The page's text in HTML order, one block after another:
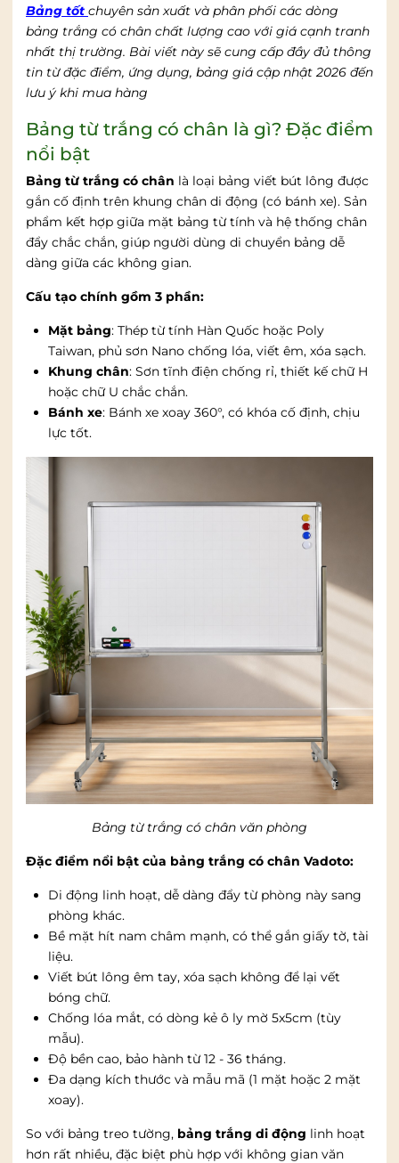
Bảng tốt chuyên sản xuất và phân phối các dòng
bảng trắng có chân chất lượng cao với giá cạnh tranh
nhất thị trường. Bài viết này sẽ cung cấp đầy đủ thông
tin từ đặc điểm, ứng dụng, bảng giá cập nhật 2026 đến
lưu ý khi mua hàng
Bảng từ trắng có chân là gì? Đặc điểm
nổi bật
Bảng từ trắng có chân là loại bảng viết bút lông được
gắn cố định trên khung chân di động (có bánh xe). Sản
phẩm kết hợp giữa mặt bảng từ tính và hệ thống chân
đẩy chắc chắn, giúp người dùng di chuyển bảng dễ
dàng giữa các không gian.
Cấu tạo chính gồm 3 phần:
Mặt bảng: Thép từ tính Hàn Quốc hoặc Poly
Taiwan, phủ sơn Nano chống lóa, viết êm, xóa sạch.
Khung chân: Sơn tĩnh điện chống rỉ, thiết kế chữ H
hoặc chữ U chắc chắn.
Bánh xe: Bánh xe xoay 360°, có khóa cố định, chịu
lực tốt.
Bảng từ trắng có chân văn phòng
Đặc điểm nổi bật của bảng trắng có chân Vadoto:
Di động linh hoạt, dễ dàng đẩy từ phòng này sang
phòng khác.
Bề mặt hít nam châm mạnh, có thể gắn giấy tờ, tài
liệu.
Viết bút lông êm tay, xóa sạch không để lại vết
bóng chữ.
Chống lóa mắt, có dòng kẻ ô ly mờ 5x5cm (tùy
mẫu).
Độ bền cao, bảo hành từ 12 - 36 tháng.
Đa dạng kích thước và mẫu mã (1 mặt hoặc 2 mặt
xoay).
So với bảng treo tường, bảng trắng di động linh hoạt
hơn rất nhiều, đặc biệt phù hợp với không gian văn